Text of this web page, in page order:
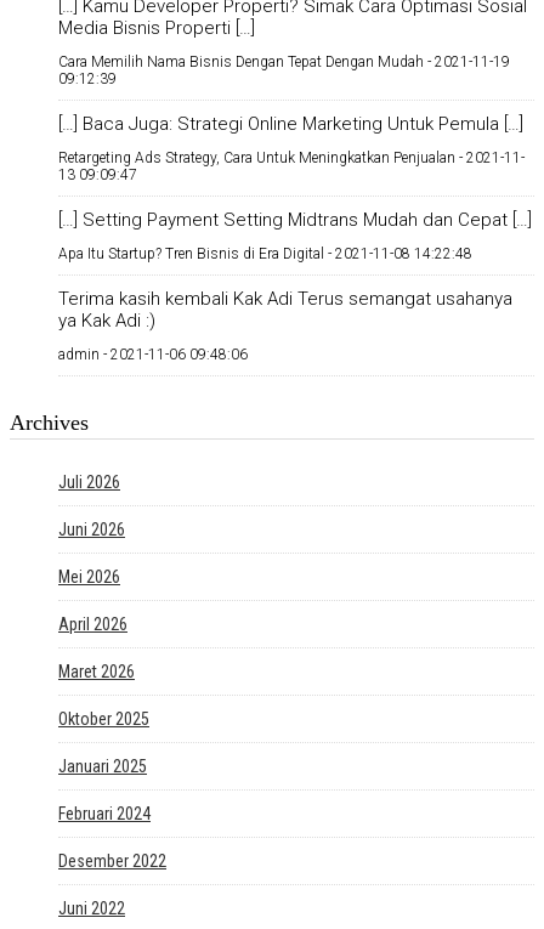
[…] Kamu Developer Properti? Simak Cara Optimasi Sosial
Media Bisnis Properti […]
Cara Memilih Nama Bisnis Dengan Tepat Dengan Mudah - 2021-11-19
09:12:39
[…] Baca Juga: Strategi Online Marketing Untuk Pemula […]
Retargeting Ads Strategy, Cara Untuk Meningkatkan Penjualan - 2021-11-
13 09:09:47
[…] Setting Payment Setting Midtrans Mudah dan Cepat […]
Apa Itu Startup? Tren Bisnis di Era Digital - 2021-11-08 14:22:48
Terima kasih kembali Kak Adi Terus semangat usahanya
ya Kak Adi :)
admin - 2021-11-06 09:48:06
Archives
Juli 2026
Juni 2026
Mei 2026
April 2026
Maret 2026
Oktober 2025
Januari 2025
Februari 2024
Desember 2022
Juni 2022